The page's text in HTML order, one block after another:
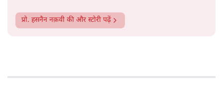
प्रो. हसनैन नक़वी की और स्टोरी पढ़ें